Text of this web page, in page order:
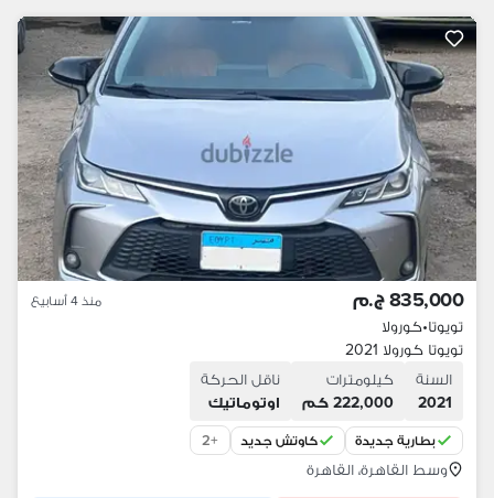
835,000 ج.م منذ 4 أسابيع
تويوتا•كورولا
تويوتا كورولا 2021
السنة
2021
كيلومترات
222,000 كم
ناقل الحركة
اوتوماتيك
بطارية جديدة كاوتش جديد +
2
وسط القاهرة، القاهرة